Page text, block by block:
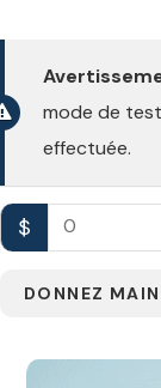
mode de
effectuée.
$ 0
DONNEZ